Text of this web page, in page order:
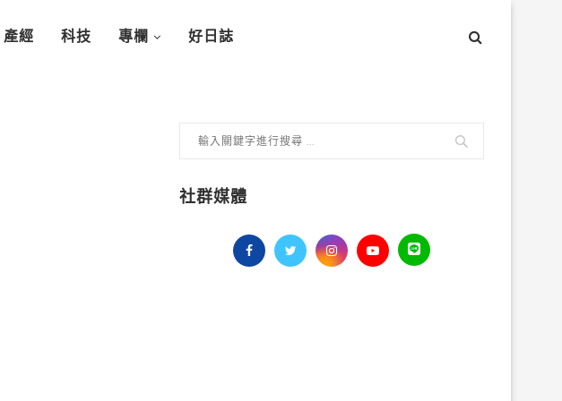
產經 科技 專欄 好日誌
社群媒體